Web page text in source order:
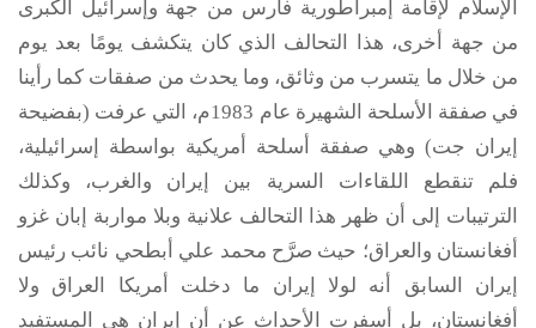
الإسلام لإقامة إمبراطورية فارس من جهة وإسرائيل الكبرى
من جهة أخرى، هذا التحالف الذي كان يتكشف يومًا بعد يوم
من خلال ما يتسرب من وثائق، وما يحدث من صفقات كما رأينا
في صفقة الأسلحة الشهيرة عام 1983م، التي عرفت (بفضيحة
إيران جت) وهي صفقة أسلحة أمريكية بواسطة إسرائيلية،
فلم تنقطع اللقاءات السرية بين إيران والغرب، وكذلك
الترتيبات إلى أن ظهر هذا التحالف علانية وبلا مواربة إبان غزو
أفغانستان والعراق؛ حيث صرَّح محمد علي أبطحي نائب رئيس
إيران السابق أنه لولا إيران ما دخلت أمريكا العراق ولا
أفغانستان، بل أسفرت الأحداث عن أن إيران هي المستفيد